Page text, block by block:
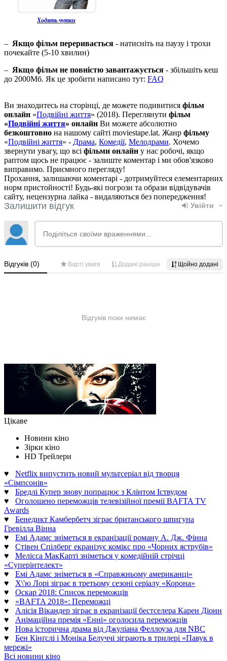
Ходять чутки
– Якщо фільм переривається - натисніть на паузу і трохи
почекайте (5-10 хвилин)
– Якщо фільм не повністю завантажується - збільшіть кеш
до 2000Мб. Як це зробити написано тут: FAQ
Ви знаходитесь на сторінці, де можете подивитися фільм
онлайн «Подвійні життя» (2018). Переглянути фільм
«Подвійні життя» онлайн Ви можете абсолютно
безкоштовно на нашому сайті moviestape.lat. Жанр фільму
«Подвійні життя» - Драма, Комедії, Мелодрами. Хочемо
звернути увагу, що всі фільми онлайн у нас робочі, якщо
раптом щось не працює - залиште коментар і ми обов'язково
виправимо. Приємного перегляду!
Прохання, залишаючи коментарі - дотримуйтеся елементарних
норм пристойності! Будь-які погрози та образи відвідувачів
сайту, нецензурна лайка - видаляються без попередження!
Цікаве
Новини кіно
Зірки кіно
HD Трейлери
♥ Netflix випустить новий мультсеріал від творця
«Сімпсонів»
♥ Бредлі Купер знову попрацює з Клінтом Іствудом
♥ Оголошено переможців телевізійної премії BAFTA TV
Awards
♥ Бенедикт Камбербетч зіграє британського шпигуна
Гревілла Вінна
♥ Емі Адамс зніметься в екранізації роману А. Дж. Фінна
♥ Стівен Спілберг екранізує комікс про «Чорних яструбів»
♥ Мелісса МакКарті зніметься у комедійній стрічці
«Суперінтелект»
♥ Емі Адамс зніметься в «Справжньому американці»
♥ Х\'ю Лорі зіграє в третьому сезоні серіалу «Корона»
♥ Оскар 2018: Список переможців
♥ «BAFTA 2018»: Переможці
♥ Алісія Вікандер зіграє в екранізації бестселера Карен Діонн
♥ Анімаційна премія «Енні» оголосила переможців
♥ Нова історична драма від Джуліана Феллоуза для NBC
♥ Бен Кінґслі і Моніка Белуччі зіграють в трилері «Павук в
мережі»
Всі новини кіно